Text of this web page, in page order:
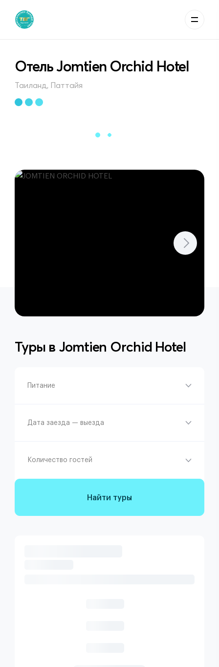
Отель Jomtien Orchid Hotel
Таиланд, Паттайя
Туры в Jomtien Orchid Hotel
Питание
Дата заезда — выезда
Количество гостей
Найти туры